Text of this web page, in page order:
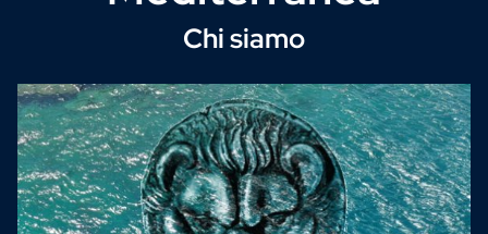
Chi siamo